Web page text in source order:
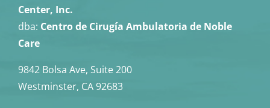
Center, Inc.
dba: Centro de Cirugía Ambulatoria de Noble
Care
9842 Bolsa Ave, Suite 200
Westminster, CA 92683